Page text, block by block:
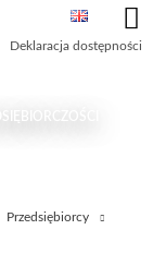
Deklaracja dostępności
Przedsiębiorcy